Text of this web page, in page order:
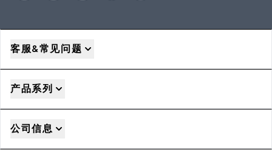
客服&常见问题
产品系列
公司信息